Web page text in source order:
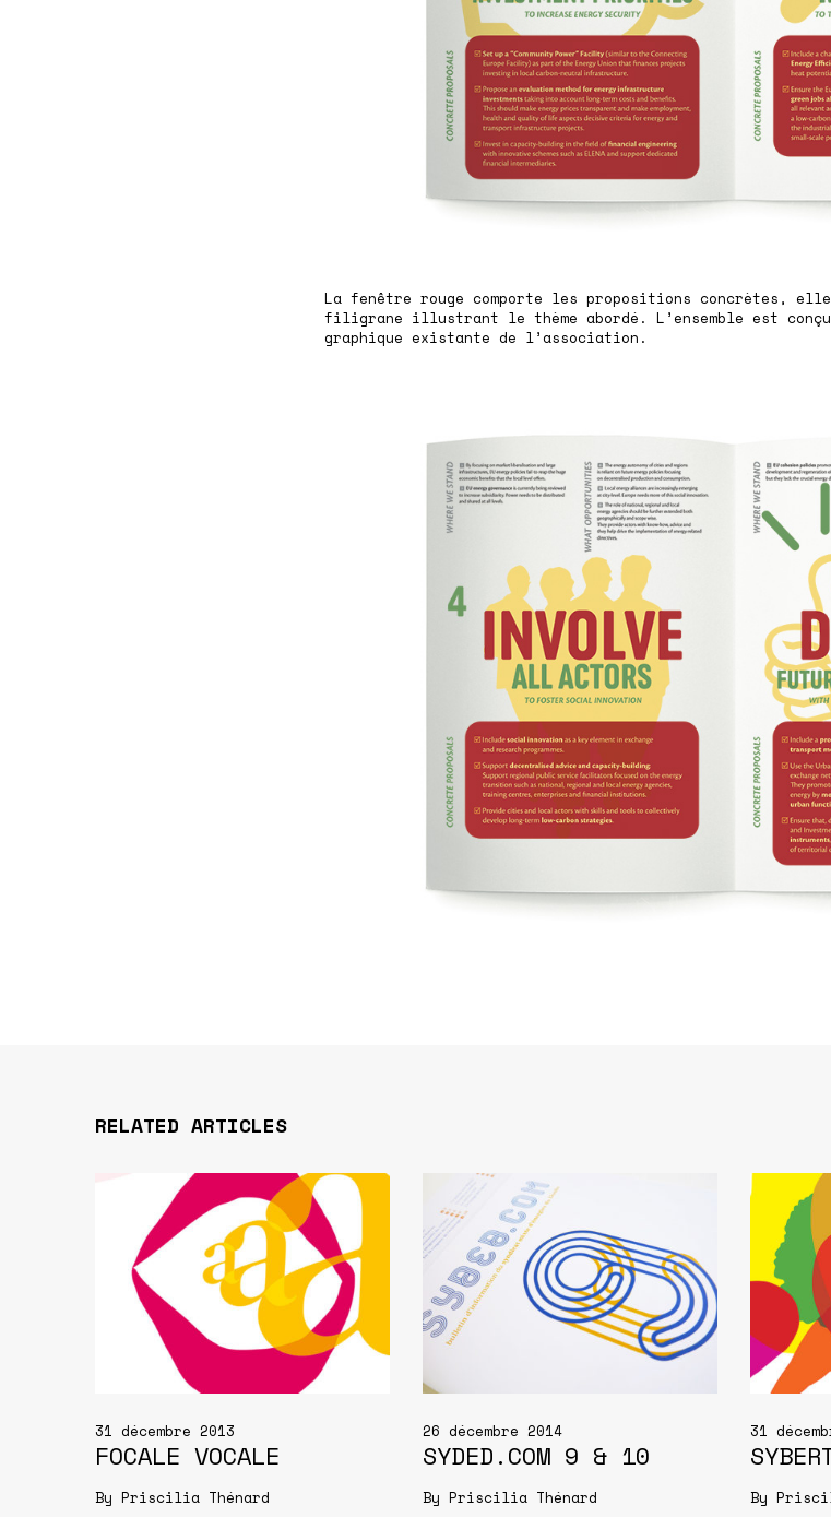
La fenêtre rouge comporte les propositions concrètes,
filigrane illustrant le thème abordé. L’ensemble est
graphique existante de l’association.
RELATED ARTICLES
31 décembre 2013
FOCALE VOCALE
By Priscilia Thénard
26 décembre 2014
SYDED.COM 9 & 10
By Priscilia Thénard
31
By